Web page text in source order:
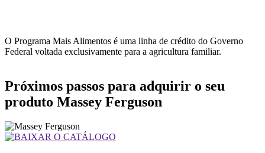
O Programa Mais Alimentos é uma linha de crédito do Governo
Federal voltada exclusivamente para a agricultura familiar.
Próximos passos para adquirir o seu
produto Massey Ferguson